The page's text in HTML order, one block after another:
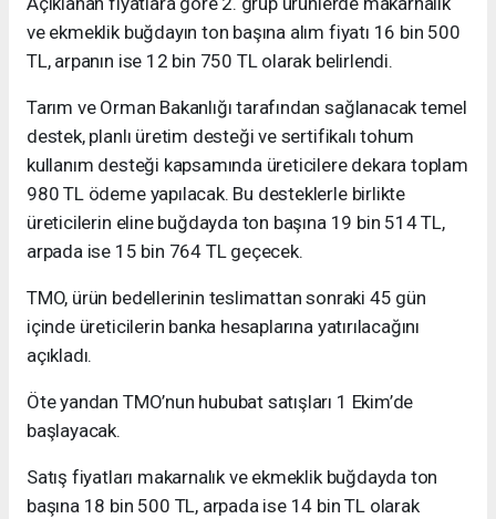
ve ekmeklik buğdayın ton başına alım fiyatı 16 bin 500
TL, arpanın ise 12 bin 750 TL olarak belirlendi.
Tarım ve Orman Bakanlığı tarafından sağlanacak temel
destek, planlı üretim desteği ve sertifikalı tohum
kullanım desteği kapsamında üreticilere dekara toplam
980 TL ödeme yapılacak. Bu desteklerle birlikte
üreticilerin eline buğdayda ton başına 19 bin 514 TL,
arpada ise 15 bin 764 TL geçecek.
TMO, ürün bedellerinin teslimattan sonraki 45 gün
içinde üreticilerin banka hesaplarına yatırılacağını
açıkladı.
Öte yandan TMO’nun hububat satışları 1 Ekim’de
başlayacak.
Satış fiyatları makarnalık ve ekmeklik buğdayda ton
başına 18 bin 500 TL, arpada ise 14 bin TL olarak